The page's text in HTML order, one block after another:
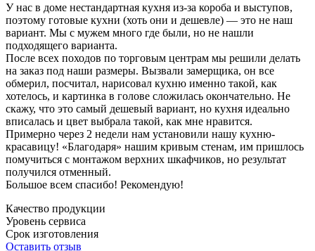
У нас в доме нестандартная кухня из-за короба и выступов,
поэтому готовые кухни (хоть они и дешевле) — это не наш
вариант. Мы с мужем много где были, но не нашли
подходящего варианта.
После всех походов по торговым центрам мы решили делать
на заказ под наши размеры. Вызвали замерщика, он все
обмерил, посчитал, нарисовал кухню именно такой, как
хотелось, и картинка в голове сложилась окончательно. Не
скажу, что это самый дешевый вариант, но кухня идеально
вписалась и цвет выбрала такой, как мне нравится.
Примерно через 2 недели нам установили нашу кухню-
красавицу! «Благодаря» нашим кривым стенам, им пришлось
помучиться с монтажом верхних шкафчиков, но результат
получился отменный.
Большое всем спасибо! Рекомендую!
Качество продукции
Уровень сервиса
Срок изготовления
Оставить отзыв